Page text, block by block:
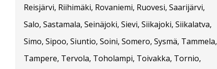
Reisjärvi, Riihimäki, Rovaniemi, Ruovesi, Saarijärvi,
Salo, Sastamala, Seinäjoki, Sievi, Siikajoki, Siikalatva,
Simo, Sipoo, Siuntio, Soini, Somero, Sysmä, Tammela,
Tampere, Tervola, Toholampi, Toivakka, Tornio,